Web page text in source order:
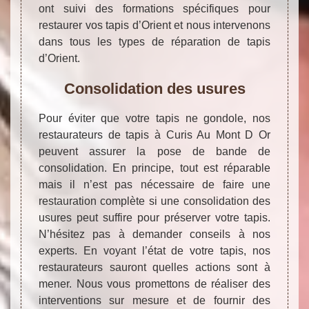
ont suivi des formations spécifiques pour
restaurer vos tapis d’Orient et nous intervenons
dans tous les types de réparation de tapis
d’Orient.
Consolidation des usures
Pour éviter que votre tapis ne gondole, nos
restaurateurs de tapis à Curis Au Mont D Or
peuvent assurer la pose de bande de
consolidation. En principe, tout est réparable
mais il n’est pas nécessaire de faire une
restauration complète si une consolidation des
usures peut suffire pour préserver votre tapis.
N’hésitez pas à demander conseils à nos
experts. En voyant l’état de votre tapis, nos
restaurateurs sauront quelles actions sont à
mener. Nous vous promettons de réaliser des
interventions sur mesure et de fournir des